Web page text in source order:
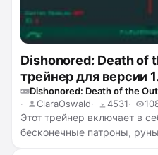
Dishonored: Death of
трейнер для версии
Dishonored: Death of the
ClaraOswald
4531
Этот трейнер включает в
бесконечные патроны,